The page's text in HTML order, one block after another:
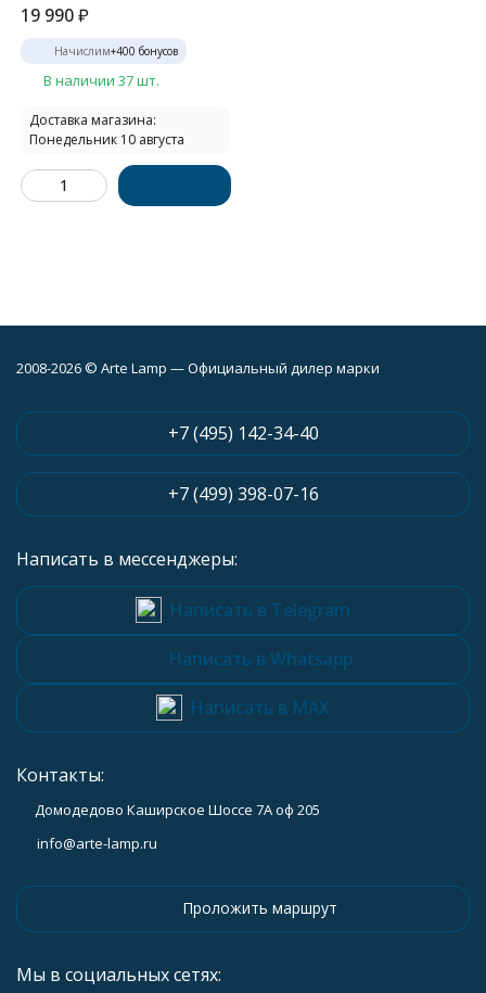
19 990₽
Начислим+400 бонусов
В наличии 37 шт.
Доставка магазина:
Понедельник 10 августа
2008-2026 © Arte Lamp — Официальный дилер марки
+7 (495) 142-34-40
+7 (499) 398-07-16
Написать в мессенджеры:
Написать в Telegram
Написать в Whatsapp
Написать в MAX
Контакты:
Домодедово Каширское Шоссе 7А оф 205
info@arte-lamp.ru
Проложить маршрут
Мы в социальных сетях: